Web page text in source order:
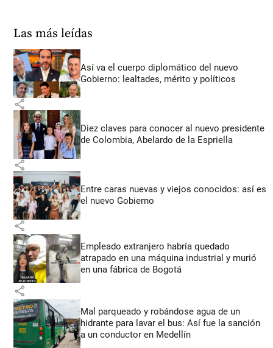
Las más leídas
Así va el cuerpo diplomático del nuevo
Gobierno: lealtades, mérito y políticos
share
Diez claves para conocer al nuevo presidente
de Colombia, Abelardo de la Espriella
share
Entre caras nuevas y viejos conocidos: así es
el nuevo Gobierno
share
Empleado extranjero habría quedado
atrapado en una máquina industrial y murió
en una fábrica de Bogotá
share
Mal parqueado y robándose agua de un
hidrante para lavar el bus: Así fue la sanción
a un conductor en Medellín